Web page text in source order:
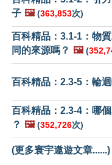
子 🖼️ (363,853次)
百科精品：3.1-1：物
同的來源嗎？ 🖼️ (
百科精品：2.3-5：輪
百科精品：2.3-4：哪
？ 🖼️ (352,726次)
(更多寰宇遨遊文章......)